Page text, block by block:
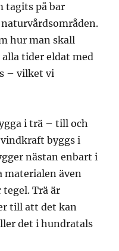
tagits på bar
hur man skall
alla tider eldat med
– vilket vi
i trä – till och
byggs i
nästan enbart i
materialen även
Trä är
till att det kan
det i hundratals